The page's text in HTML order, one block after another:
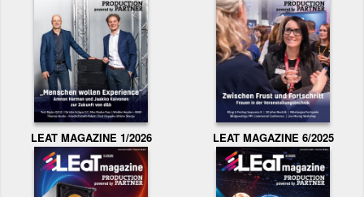
LEAT MAGAZINE 1/2026 LEAT MAGAZINE 6/2025